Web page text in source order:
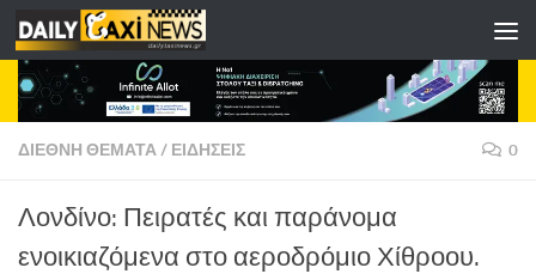
Skip to content
ΔΙΕΘΝΗ ΘΕΜΑΤΑ/ ΕΙΔΗΣΕΙΣ 0
Λονδίνο: Πειρατές και παράνομα
ενοικιαζόμενα στο αεροδρόμιο Χίθροου.